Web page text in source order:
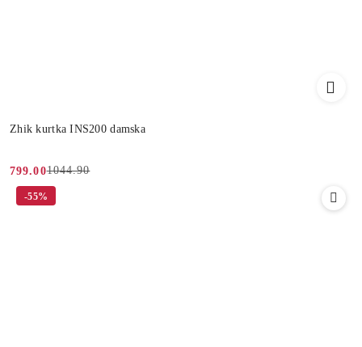
Zhik kurtka INS200 damska
Cena
promocyjna:
799.00
Cena
przed
1044.90
-55%